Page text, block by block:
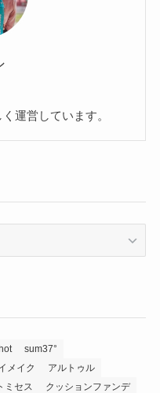
運営しています。
sum37°
メイク
アルトゥル
ミセス クッションファンデ